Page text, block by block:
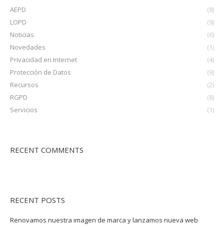
AEPD
(8)
LOPD
(9)
Noticias
(6)
Novedades
(1)
Privacidad en Internet
(4)
Protección de Datos
(9)
Recursos
(2)
RGPD
(8)
Servicios
(1)
RECENT COMMENTS
RECENT POSTS
Renovamos nuestra imagen de marca y lanzamos nueva web